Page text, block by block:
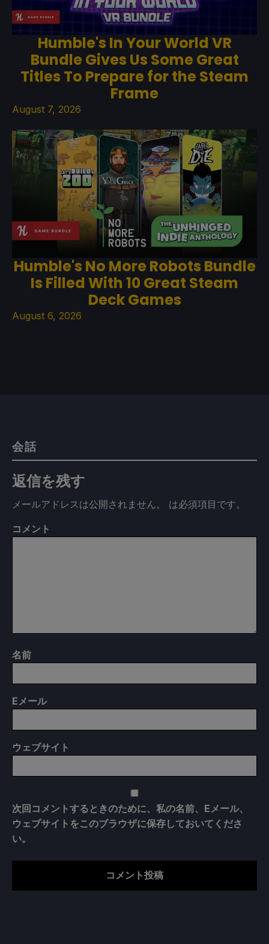
Humble's In Your World VR
Bundle Gives Us Some Great
Titles To Prepare for the Steam
Frame
August 7, 2026
Humble's No More Robots Bundle
Is Filled With 10 Great Steam
Deck Games
August 6, 2026
会話
返信を残す
メールアドレスは公開されません。 は必須項目です。
コメント
名前
E メール
ウェブサイト
次回コメントするときのために、私の名前、Eメール、
ウェブサイトをこのブラウザに保存しておいてくださ
い。